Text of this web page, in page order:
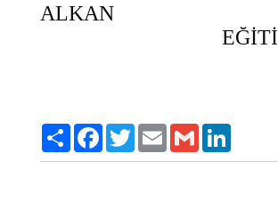
ALKAN
Paylaş FacebookTwitter Email Gmail